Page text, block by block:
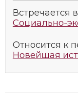
Встречается
Социально-
Относится к
Новейшая